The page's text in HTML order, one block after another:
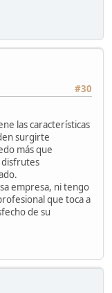
#30
las características
surgirte
más que
disfrutes
empresa, ni tengo
que toca a
de su